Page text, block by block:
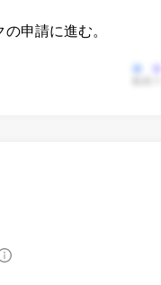
申請に進む。